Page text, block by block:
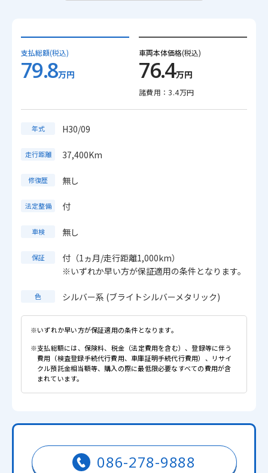
支払総額(税込)
79.8万円
車両本体価格(税込)
76.4万円
諸費用：3.4万円
年式 H30/09
走行距離 37,400Km
修復歴 無し
法定整備 付
車検 無し
保証
付（1ヵ月/走行距離1,000km）
※いずれか早い方が保証適用の条件となります。
色 シルバー系 (ブライトシルバーメタリック)
※いずれか早い方が保証適用の条件となります。
※支払総額には、保険料、税金（法定費用を含む）、登録等に伴う
費用（検査登録手続代行費用、車庫証明手続代行費用）、リサイ
クル預託金相当額等、購入の際に最低限必要なすべての費用が含
まれています。
086-278-9888